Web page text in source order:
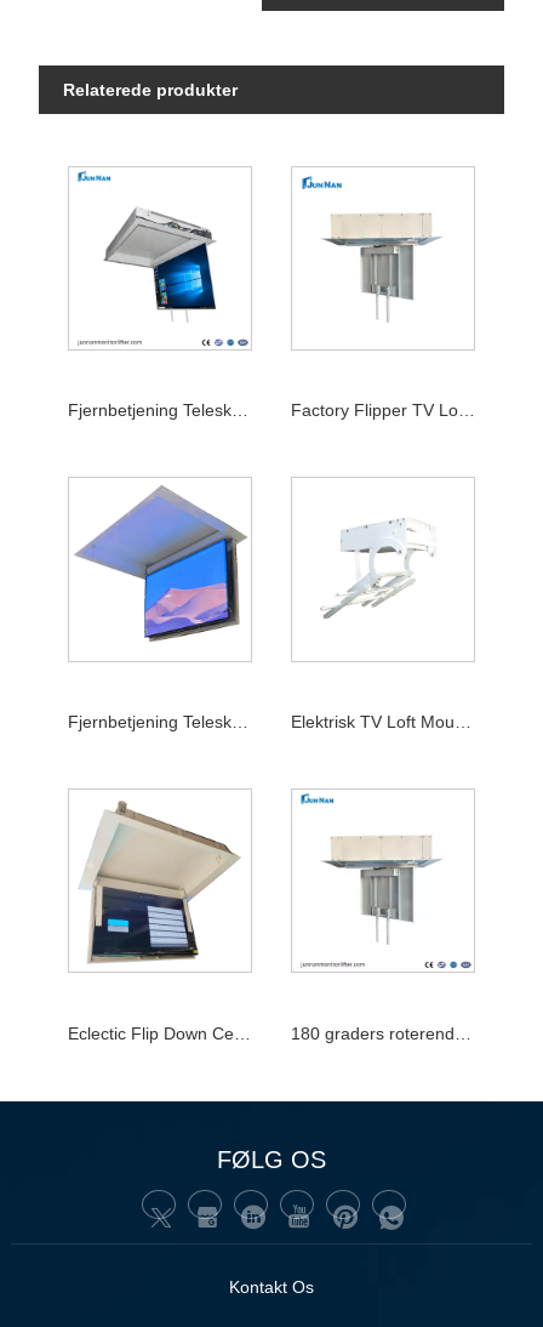
Relaterede produkter
Fjernbetjening Teleskopbøjle 32-70 tommer TV Elektrisk loftflipper Factory Flipper TV Loftlift machenisme
Fjernbetjening Teleskopophæng Fjernbetjeningsbeslag Motoriseret TV-løfteloft
Eclectic Flip Down Celling TV Lift 32-70 tommer TV Elektrisk Loft Flipper
FØLG OS
Kontakt Os